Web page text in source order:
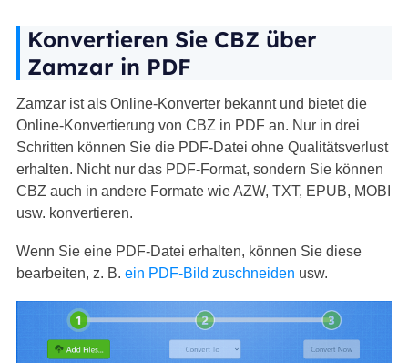
Konvertieren Sie CBZ über
Zamzar in PDF
Zamzar ist als Online-Konverter bekannt und bietet die
Online-Konvertierung von CBZ in PDF an. Nur in drei
Schritten können Sie die PDF-Datei ohne Qualitätsverlust
erhalten. Nicht nur das PDF-Format, sondern Sie können
CBZ auch in andere Formate wie AZW, TXT, EPUB, MOBI
usw. konvertieren.
Wenn Sie eine PDF-Datei erhalten, können Sie diese
bearbeiten, z. B. ein PDF-Bild zuschneiden usw.